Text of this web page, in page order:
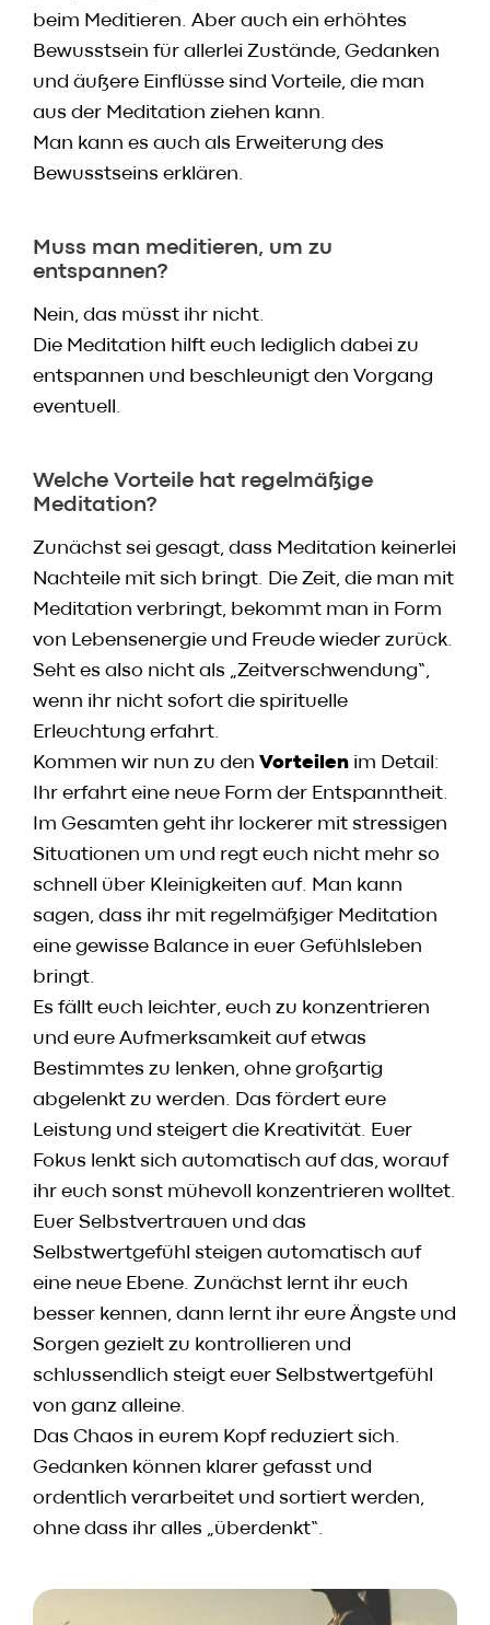
Daten & Fakten
Karriere
beim Meditieren. Aber auch ein erhöhtes
Bewusstsein für allerlei Zustände, Gedanken
und äußere Einflüsse sind Vorteile, die man
aus der Meditation ziehen kann.
Man kann es auch als Erweiterung des
Bewusstseins erklären.
Muss man meditieren, um zu
entspannen?
Nein, das müsst ihr nicht.
Die Meditation hilft euch lediglich dabei zu
entspannen und beschleunigt den Vorgang
eventuell.
Welche Vorteile hat regelmäßige
Meditation?
Zunächst sei gesagt, dass Meditation keinerlei
Nachteile mit sich bringt. Die Zeit, die man mit
Meditation verbringt, bekommt man in Form
von Lebensenergie und Freude wieder zurück.
Seht es also nicht als „Zeitverschwendung“,
wenn ihr nicht sofort die spirituelle
Erleuchtung erfahrt.
Kommen wir nun zu den Vorteilen im Detail:
Ihr erfahrt eine neue Form der Entspanntheit.
Im Gesamten geht ihr lockerer mit stressigen
Situationen um und regt euch nicht mehr so
schnell über Kleinigkeiten auf. Man kann
sagen, dass ihr mit regelmäßiger Meditation
eine gewisse Balance in euer Gefühlsleben
bringt.
Es fällt euch leichter, euch zu konzentrieren
und eure Aufmerksamkeit auf etwas
Bestimmtes zu lenken, ohne großartig
abgelenkt zu werden. Das fördert eure
Leistung und steigert die Kreativität. Euer
Fokus lenkt sich automatisch auf das, worauf
ihr euch sonst mühevoll konzentrieren wolltet.
Euer Selbstvertrauen und das
Selbstwertgefühl steigen automatisch auf
eine neue Ebene. Zunächst lernt ihr euch
besser kennen, dann lernt ihr eure Ängste und
Sorgen gezielt zu kontrollieren und
schlussendlich steigt euer Selbstwertgefühl
von ganz alleine.
Das Chaos in eurem Kopf reduziert sich.
Gedanken können klarer gefasst und
ordentlich verarbeitet und sortiert werden,
ohne dass ihr alles „überdenkt“.